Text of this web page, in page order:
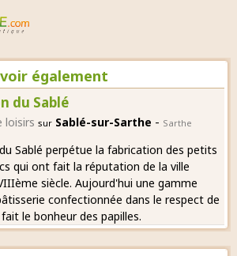
également
du Sablé
loisirs sur Sablé-sur-Sarthe - Sarthe
Sablé perpétue la fabrication des petits
qui ont fait la réputation de la ville
siècle. Aujourd'hui une gamme
confectionnée dans le respect de
le bonheur des papilles.